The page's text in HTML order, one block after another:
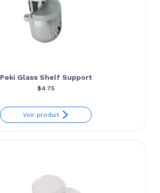
Peki Glass Shelf Support
$4.75
Voir produit